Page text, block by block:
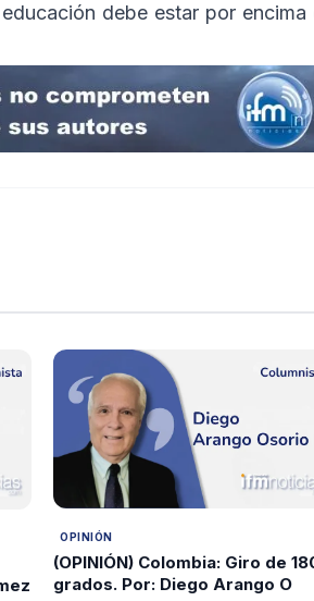
debe estar por encima
OPINIÓN
(OPINIÓN) Colombia: Giro de
grados. Por: Diego Arango O